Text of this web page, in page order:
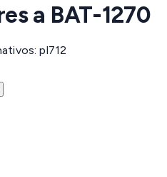
a BAT-1270
pl712